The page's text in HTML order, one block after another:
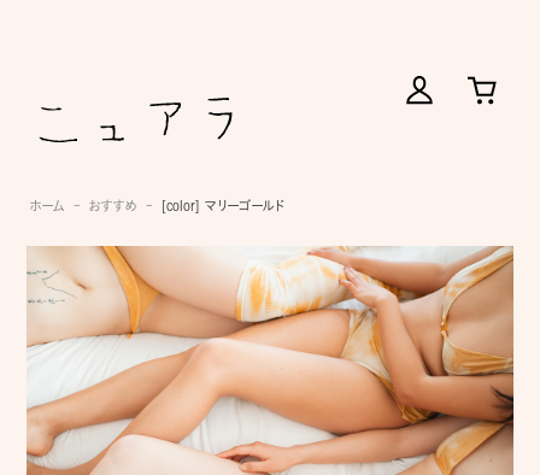
ホーム おすすめ [color] マリーゴールド